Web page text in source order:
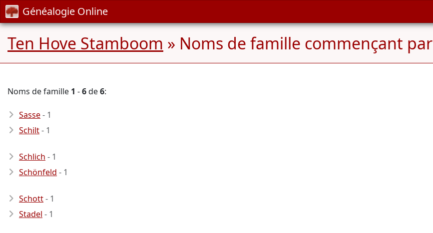
Généalogie Online
Ten Hove Stamboom » Noms de famille commençant par
Noms de famille 1 -6de6:
Sasse- 1
Schilt- 1
Schlich - 1
Schönfeld - 1
Schott- 1
Stadel - 1